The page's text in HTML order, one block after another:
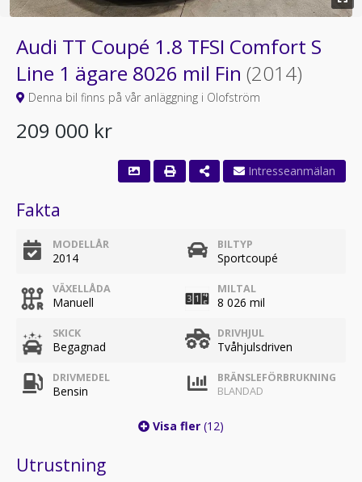
Audi TT Coupé 1.8 TFSI Comfort S
Line 1 ägare 8026 mil Fin (2014)
Denna bil finns på vår anläggning i Olofström
209 000 kr
Fakta
MODELLÅR
2014
BILTYP
Sportcoupé
VÄXELLÅDA
Manuell
MILTAL
8 026 mil
SKICK
Begagnad
DRIVHJUL
Tvåhjulsdriven
DRIVMEDEL
Bensin
BRÄNSLEFÖRBRUKNING
BLANDAD
Visa fler (12)
Utrustning